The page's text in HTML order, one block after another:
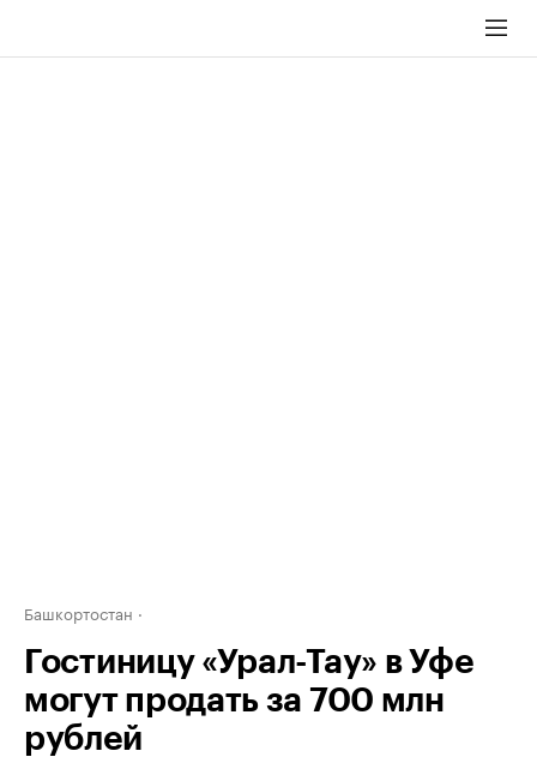
Башкортостан
Гостиницу «Урал-Тау» в Уфе
могут продать за 700 млн
рублей